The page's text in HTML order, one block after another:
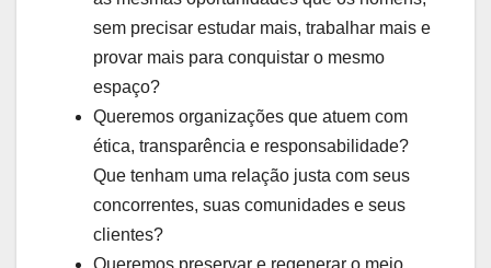
sem precisar estudar mais, trabalhar mais e
provar mais para conquistar o mesmo
espaço?
Queremos organizações que atuem com
ética, transparência e responsabilidade?
Que tenham uma relação justa com seus
concorrentes, suas comunidades e seus
clientes?
Queremos preservar e regenerar o meio